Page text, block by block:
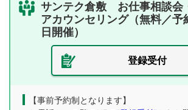
サンテク倉敷 お仕事相談会
アカウンセリング（無料／予
日開催）
登録受付
【事前予約制となります】